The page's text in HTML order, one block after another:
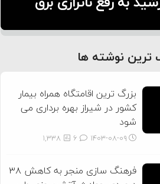
نوشته ها
بزرگ ترین اقامتگاه همراه بیمار
کشور در شیراز بهره برداری می
شود
۱۴۰۳-۰۸-۰۹ 1,338
فرهنگ سازی منجر به کاهش ۳۸